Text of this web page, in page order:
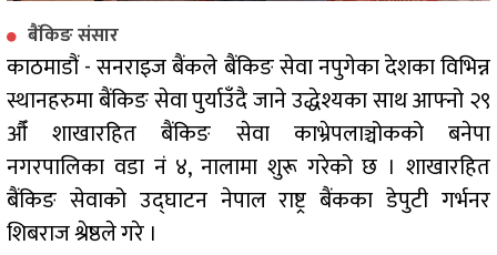
बैंकिङ संसार
काठमाडौं - सनराइज बैंकले बैंकिङ सेवा नपुगेका देशका विभिन्न
स्थानहरुमा बैंकिङ सेवा पुर्याउँदै जाने उद्धेश्यका साथ आफ्नो २९
औँ शाखारहित बैंकिङ सेवा काभ्रेपलाञ्चोकको बनेपा
नगरपालिका वडा नं ४, नालामा शुरू गरेको छ । शाखारहित
बैंकिङ सेवाको उद्घाटन नेपाल राष्ट्र बैंकका डेपुटी गर्भनर
शिबराज श्रेष्ठले गरे ।